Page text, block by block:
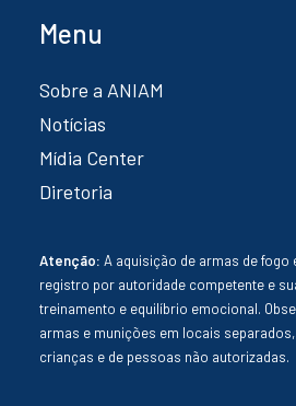
Menu
Sobre a ANIAM
Notícias
Mídia Center
Diretoria
Atenção: A aquisição de armas de fogo
registro por autoridade competente e
treinamento e equilíbrio emocional.
armas e munições em locais
crianças e de pessoas não autorizadas.